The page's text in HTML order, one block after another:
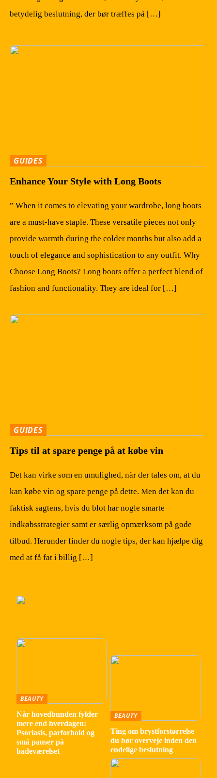
betydelig beslutning, der bør træffes på […]
GUIDES
Enhance Your Style with Long Boots
” When it comes to elevating your wardrobe, long boots
are a must-have staple. These versatile pieces not only
provide warmth during the colder months but also add a
touch of elegance and sophistication to any outfit. Why
Choose Long Boots? Long boots offer a perfect blend of
fashion and functionality. They are ideal for […]
GUIDES
Tips til at spare penge på at købe vin
Det kan virke som en umulighed, når der tales om, at du
kan købe vin og spare penge på dette. Men det kan du
faktisk sagtens, hvis du blot har nogle smarte
indkøbsstrategier samt er særlig opmærksom på gode
tilbud. Herunder finder du nogle tips, der kan hjælpe dig
med at få fat i billig […]
BEAUTY
Når hovedbunden fylder
mere end hverdagen:
Psoriasis, parforhold og
små pauser på
badeværelset
BEAUTY
Ting om brystforstørrelse
du bør overveje inden den
endelige beslutning